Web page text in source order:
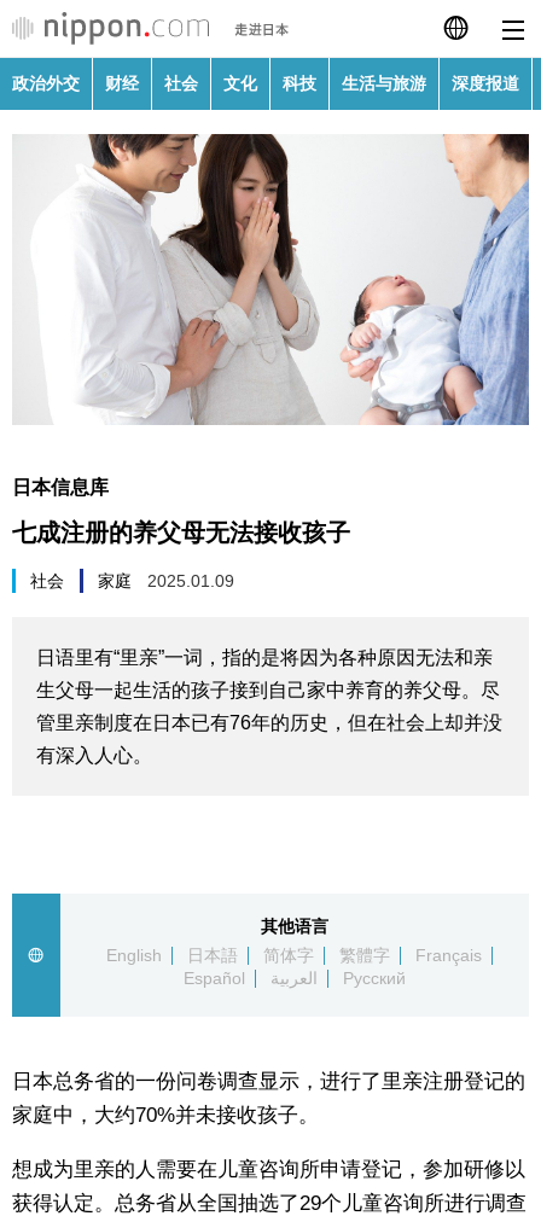
日本語
English
Français
Español
العربية
生活与旅游
深度报道
视觉日本
东京
编辑部通知
政治外交 财经 社会 文化 科技 生活与旅游 深度报道
日本信息库
七成注册的养父母无法接收孩子
社会 家庭 2025.01.09
日语里有“里亲”一词，指的是将因为各种原因无法和亲
生父母一起生活的孩子接到自己家中养育的养父母。尽
管里亲制度在日本已有76年的历史，但在社会上却并没
有深入人心。
其他语言
English
日本語 简体字 繁體字
Français
Español
العربية Русский
日本总务省的一份问卷调查显示，进行了里亲注册登记的
家庭中，大约70%并未接收孩子。
想成为里亲的人需要在儿童咨询所申请登记，参加研修以
获得认定。总务省从全国抽选了29个儿童咨询所进行调查